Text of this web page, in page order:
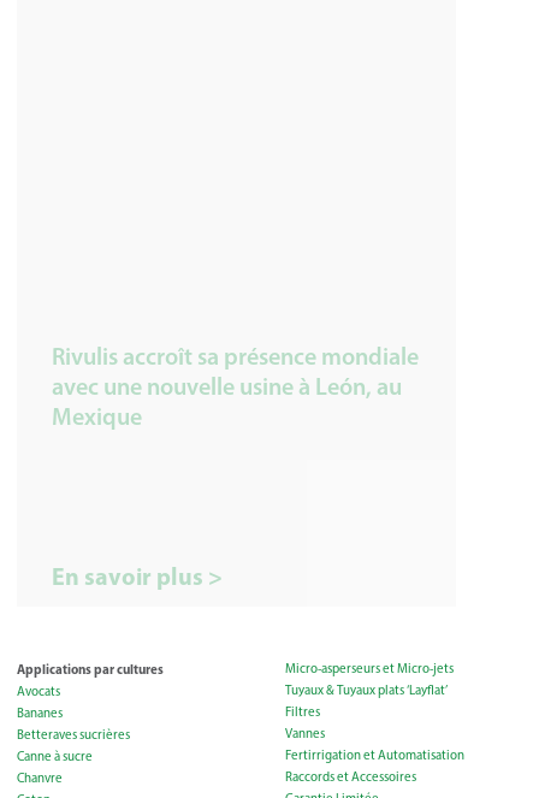
Rivulis accroît sa présence mondiale
avec une nouvelle usine à León, au
Mexique
En savoir plus >
Applications par cultures
Avocats
Bananes
Betteraves sucrières
Canne à sucre
Chanvre
Micro-asperseurs et Micro-jets
Tuyaux & Tuyaux plats ‘Layflat’
Filtres
Vannes
Fertirrigation et Automatisation
Raccords et Accessoires